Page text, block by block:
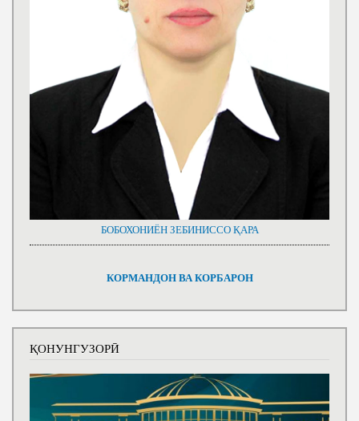
БОБОХОНИЁН ЗЕБИНИССО ҚАРА
КОРМАНДОН ВА КОРБАРОН
ҚОНУНГУЗОРӢ